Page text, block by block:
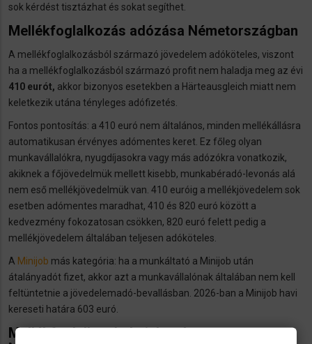
sok kérdést tisztázhat és sokat segíthet.
Mellékfoglalkozás adózása Németországban
A mellékfoglalkozásból származó jövedelem adóköteles, viszont
ha a mellékfoglalkozásból származó profit nem haladja meg az évi
410 eurót, akkor bizonyos esetekben a Härteausgleich miatt nem
keletkezik utána tényleges adófizetés.
Fontos pontosítás: a 410 euró nem általános, minden mellékállásra
automatikusan érvényes adómentes keret. Ez főleg olyan
munkavállalókra, nyugdíjasokra vagy más adózókra vonatkozik,
akiknek a főjövedelmük mellett kisebb, munkabéradó-levonás alá
nem eső mellékjövedelmük van. 410 euróig a mellékjövedelem sok
esetben adómentes maradhat, 410 és 820 euró között a
kedvezmény fokozatosan csökken, 820 euró felett pedig a
mellékjövedelem általában teljesen adóköteles.
A Minijob más kategória: ha a munkáltató a Minijob után
átalányadót fizet, akkor azt a munkavállalónak általában nem kell
feltüntetnie a jövedelemadó-bevallásban. 2026-ban a Minijob havi
kereseti határa 603 euró.
Mellékfoglalkozás bejelentése